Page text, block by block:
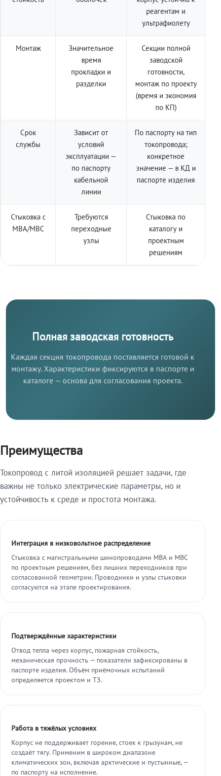
реагентам и
ультрафиолету
Монтаж
Значительное
время
прокладки и
разделки
Секции полной
заводской
готовности,
монтаж по проекту
(время и экономия
по КП)
Срок
службы
Зависит от
условий
эксплуатации —
по паспорту
кабельной
линии
По паспорту на тип
токопровода;
конкретное
значение — в КД и
паспорте изделия
Стыковка с
МВА/МВС
Требуются
переходные
узлы
Стыковка по
каталогу и
проектным
решениям
Полная заводская готовность
Каждая секция токопровода поставляется готовой к
монтажу. Характеристики фиксируются в паспорте и
каталоге — основа для согласования проекта.
Преимущества
Токопровод с литой изоляцией решает задачи, где
важны не только электрические параметры, но и
устойчивость к среде и простота монтажа.
Интеграция в низковольтное распределение
Стыковка с магистральными шинопроводами МВА и МВС
по проектным решениям, без лишних переходников при
согласованной геометрии. Проводники и узлы стыковки
согласуются на этапе проектирования.
Подтверждённые характеристики
Отвод тепла через корпус, пожарная стойкость,
механическая прочность — показатели зафиксированы в
паспорте изделия. Объём приёмочных испытаний
определяется проектом и ТЗ.
Работа в тяжёлых условиях
Корпус не поддерживает горение, стоек к грызунам, не
создаёт тягу. Применим в широком диапазоне
климатических зон, включая арктические и пустынные, —
по паспорту на исполнение.